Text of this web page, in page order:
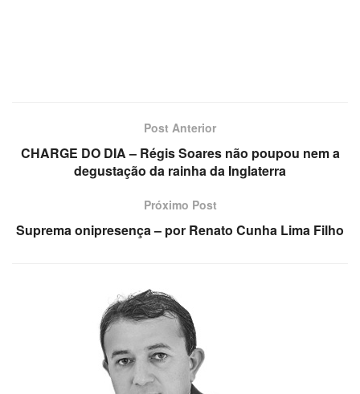
Post Anterior
CHARGE DO DIA – Régis Soares não poupou nem a
degustação da rainha da Inglaterra
Próximo Post
Suprema onipresença – por Renato Cunha Lima Filho